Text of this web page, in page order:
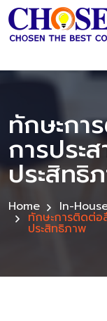
ทักษะกา
การประ
ประสิทธิ
Home In-
ทักษะการติดต่อ
ประสิทธิภาพ